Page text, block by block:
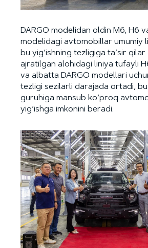
DARGO modelidan oldin M6, H6
modelidagi avtomobillar umumiy
bu yig‘ishning tezligiga ta’sir qilar
ajratilgan alohidagi liniya tufayli
va albatta DARGO modellari
tezligi sezilarli darajada ortadi, bu
guruhiga mansub ko‘proq
yig‘ishga imkonini beradi.